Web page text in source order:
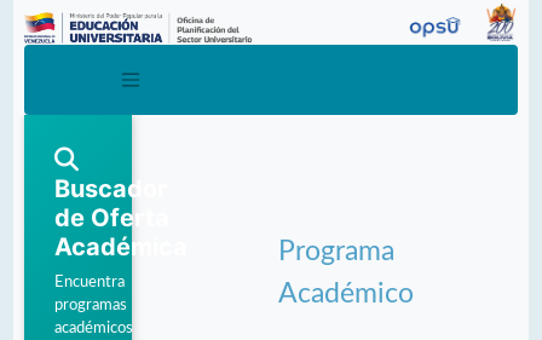
Buscador
de Oferta
Académica
Encuentra
programas
académicos
Programa
Académico